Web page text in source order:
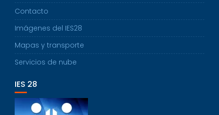
Contacto
Imágenes del IES28
Mapas y transporte
Servicios de nube
IES 28